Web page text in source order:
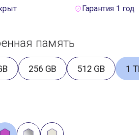
Гарантия 1 год
память
256 GB 512 GB 1